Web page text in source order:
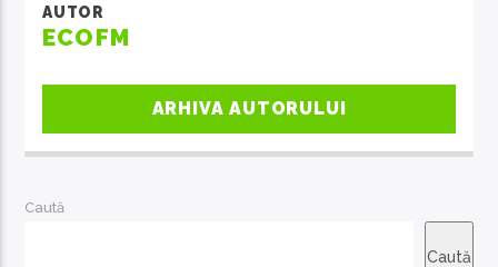
AUTOR
ECOFM
ARHIVA AUTORULUI
Caută
Caută